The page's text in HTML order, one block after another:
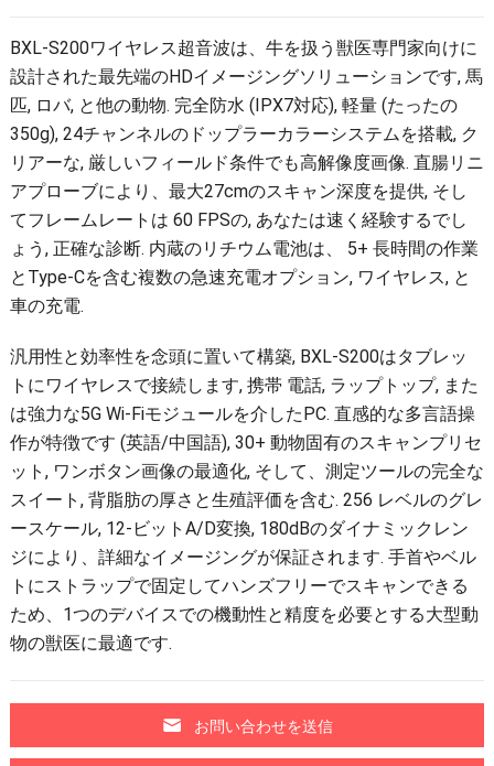
BXL-S200ワイヤレス超音波は、牛を扱う獣医専門家向けに
設計された最先端のHDイメージングソリューションです, 馬
匹, ロバ, と他の動物. 完全防水 (IPX7対応), 軽量 (たったの
350g), 24チャンネルのドップラーカラーシステムを搭載, ク
リアーな, 厳しいフィールド条件でも高解像度画像. 直腸リニ
アプローブにより、最大27cmのスキャン深度を提供, そし
てフレームレートは 60 FPSの, あなたは速く経験するでし
ょう, 正確な診断. 内蔵のリチウム電池は、 5+ 長時間の作業
とType-Cを含む複数の急速充電オプション, ワイヤレス, と
車の充電.
汎用性と効率性を念頭に置いて構築, BXL-S200はタブレッ
トにワイヤレスで接続します, 携帯 電話, ラップトップ, また
は強力な5G Wi-Fiモジュールを介したPC. 直感的な多言語操
作が特徴です (英語/中国語), 30+ 動物固有のスキャンプリセ
ット, ワンボタン画像の最適化, そして、測定ツールの完全な
スイート, 背脂肪の厚さと生殖評価を含む. 256 レベルのグレ
ースケール, 12-ビットA/D変換, 180dBのダイナミックレン
ジにより、詳細なイメージングが保証されます. 手首やベル
トにストラップで固定してハンズフリーでスキャンできる
ため、1つのデバイスでの機動性と精度を必要とする大型動
物の獣医に最適です.
お問い合わせを送信